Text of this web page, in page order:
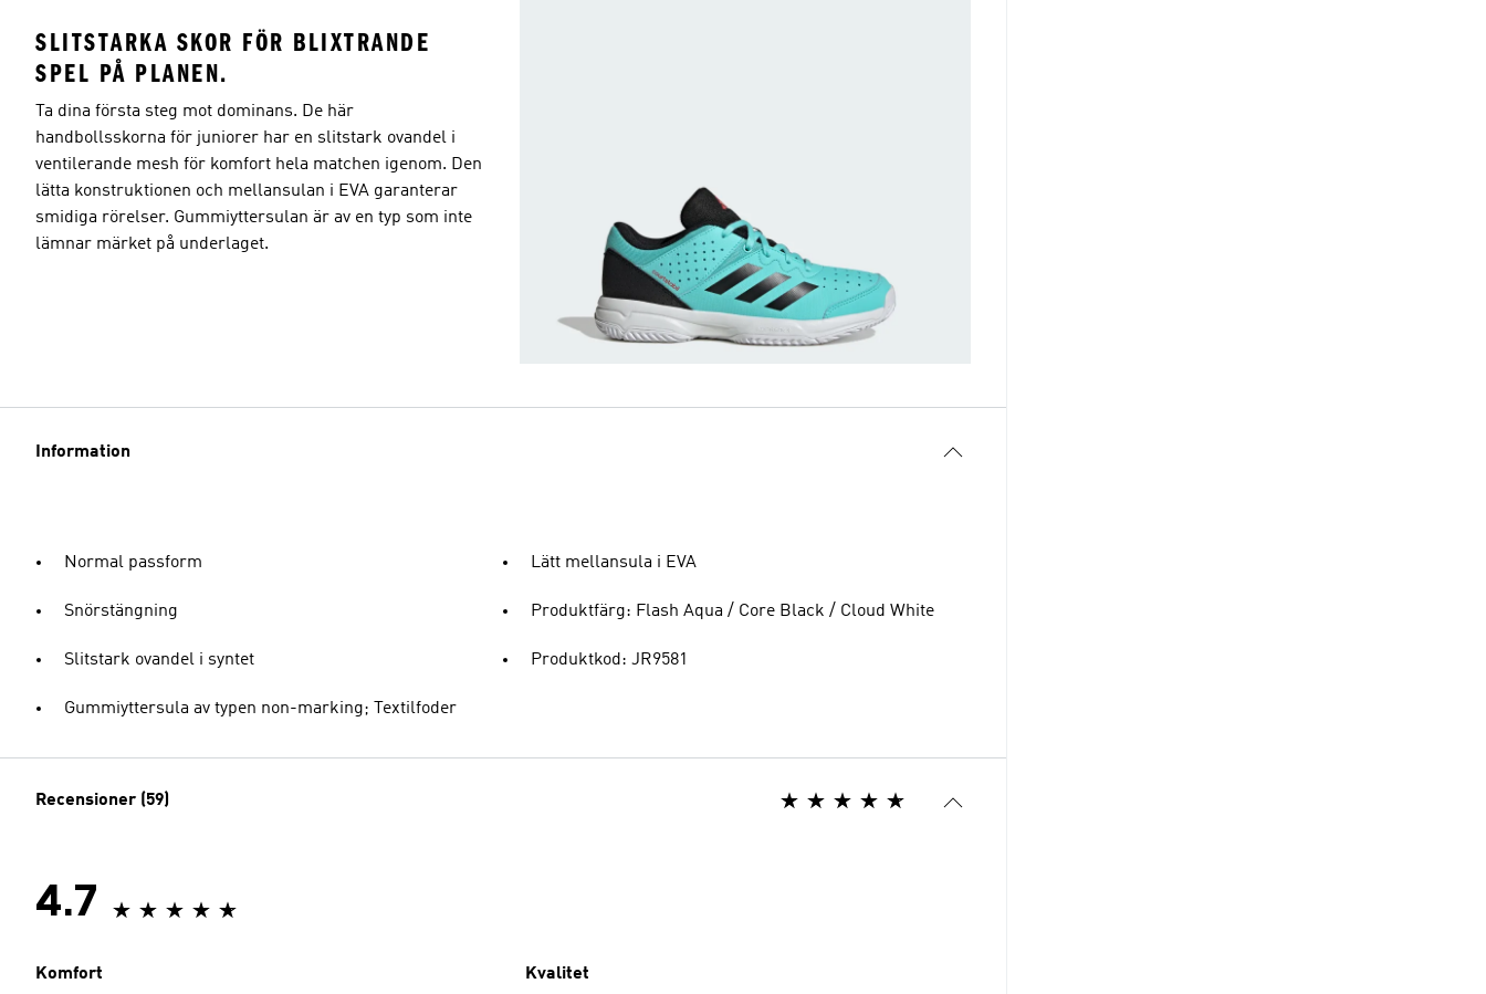
SLITSTARKA SKOR FÖR BLIXTRANDE
SPEL PÅ PLANEN.
Ta dina första steg mot dominans. De här
handbollsskorna för juniorer har en slitstark ovandel i
ventilerande mesh för komfort hela matchen igenom. Den
lätta konstruktionen och mellansulan i EVA garanterar
smidiga rörelser. Gummiyttersulan är av en typ som inte
lämnar märket på underlaget.
Information
Normal passform
Snörstängning
Slitstark ovandel i syntet
Gummiyttersula av typen non-marking; Textilfoder
Lätt mellansula i EVA
Produktfärg: Flash Aqua / Core Black / Cloud White
Produktkod: JR9581
Recensioner (59)
4.7
Komfort Kvalitet